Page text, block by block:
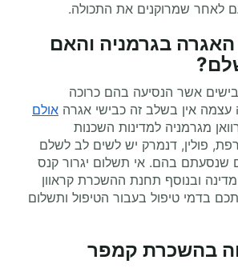
לאחר שמרוקנים את התכולה.
בגרמניה והאם
?
אשר הנסיעה בהם כרוכה
עצמה אין בשלב זה כבישי אגרה אולם
מגרמניה למדינות השכנות
פולין, דנמרק יש לשים לב לשלם
שנסעתם בהם. אי תשלום יגרור קנס
ובנוסף תחנת ההשכרת קראוון
בדמי טיפול בעבור הטיפול ותשלום
בהשכרת קמפר